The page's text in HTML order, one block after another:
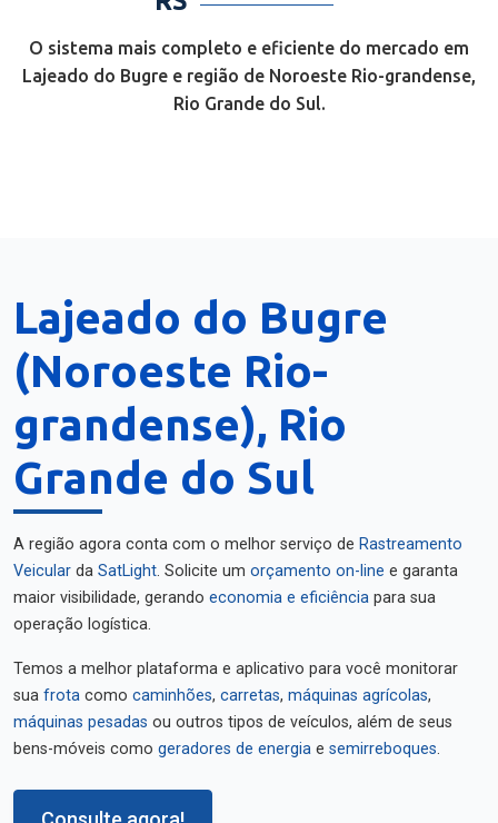
O sistema mais completo e eficiente do mercado em
Lajeado do Bugre e região de Noroeste Rio-grandense,
Rio Grande do Sul.
Lajeado do Bugre
(Noroeste Rio-
grandense), Rio
Grande do Sul
A região agora conta com o melhor serviço de Rastreamento
Veicular da SatLight. Solicite um orçamento on-line e garanta
maior visibilidade, gerando economia e eficiência para sua
operação logística.
Temos a melhor plataforma e aplicativo para você monitorar
sua frota como caminhões, carretas, máquinas agrícolas,
máquinas pesadas ou outros tipos de veículos, além de seus
bens-móveis como geradores de energia e semirreboques.